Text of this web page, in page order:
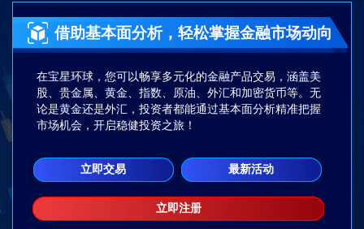
借助基本面分析，轻松掌握金融市场动向
在宝星环球，您可以畅享多元化的金融产品交易，涵盖美
股、贵金属、黄金、指数、原油、外汇和加密货币等。无
论是黄金还是外汇，投资者都能通过基本面分析精准把握
市场机会，开启稳健投资之旅！
立即交易 最新活动
立即注册